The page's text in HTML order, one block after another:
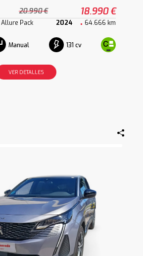
20.990 € 18.990 €
Allure Pack 2024 64.666 km
Manual 131 cv
VER DETALLES